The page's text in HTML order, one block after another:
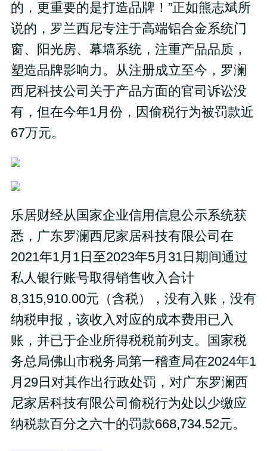
的，更重要的是打造品牌！”正如熊志斌所
说的，罗兰西尼专注于高端铝合金系统门
窗、阳光房、幕墙系统，注重产品品质，
塑造品牌影响力。从注册成立至今，罗澜
西尼科技公司关于产品方面的官司诉讼没
有，但在今年1月份，因偷税行为被罚款近
67万元。
乐居财经从国家企业信用信息公示系统获
悉，广东罗澜西尼家居科技有限公司在
2021年1月1日至2023年5月31日期间通过
私人银行账号取得销售收入合计
8,315,910.00元（含税），没有入账，没有
纳税申报，该收入对应的成本费用已入
账，并已于企业所得税税前列支。国家税
务总局佛山市税务局第一稽查局在2024年1
月29日对其作出行政处罚，对广东罗澜西
尼家居科技有限公司偷税行为处以少缴应
纳税款百分之六十的罚款668,734.52元。